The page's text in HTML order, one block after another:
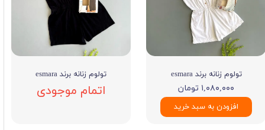
تولوم زنانه برند esmara
۱,۰۸۰,۰۰۰ تومان
افزودن به سبد خرید
تولوم زنانه برند esmara
اتمام موجودی